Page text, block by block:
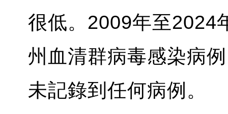
很低。2009年至2024
州血清群病毒感染病
未記錄到任何病例。